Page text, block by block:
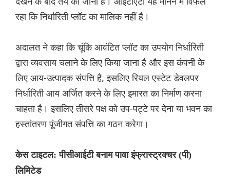
रहा कि निर्धारिती प्लॉट का मालिक नहीं है।
अदालत ने कहा कि चूंकि आवंटित प्लॉट का उपयोग निर्धारिती
द्वारा व्यवसाय चलाने के लिए किया जाना है और इस कंपनी के
लिए आय-उत्पादक संपत्ति है, इसलिए रियल एस्टेट डेवलपर
निर्धारिती आय अर्जित करने के लिए इमारत का निर्माण करना
चाहता है। इसलिए तीसरे पक्ष को उप-पट्टे पर देना या भवन का
हस्तांतरण पूंजीगत संपत्ति का गठन करेगा।
केस टाइटल: पीसीआईटी बनाम पावा इंफ्रास्ट्रक्चर (पी)
लिमिटेड